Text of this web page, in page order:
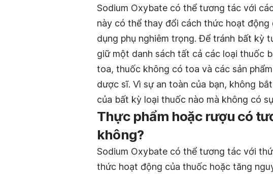
Sodium Oxybate có thể tương tác với
này có thể thay đổi cách thức hoạt
dụng phụ nghiêm trọng. Để tránh bất kỳ
giữ một danh sách tất cả các loại thuốc
toa, thuốc không có toa và các sản
dược sĩ. Vì sự an toàn của bạn, không
của bất kỳ loại thuốc nào mà không có
Thực phẩm hoặc rượu có
không?
Sodium Oxybate có thể tương tác với
thức hoạt động của thuốc hoặc tăng